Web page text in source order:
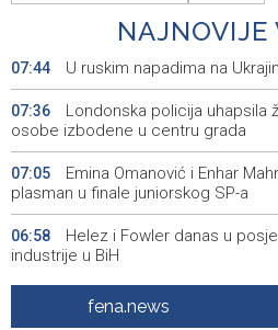
NAJNOVIJE
07:44 U ruskim napadima na
07:36
Londonska policija uhapsila
osobe izbodene u centru grada
07:05
Emina Omanović i Enhar
plasman u finale juniorskog SP-a
06:58
Helez i Fowler danas u
industrije u BiH
Helez i komandant NATO
posjetili Bugojno
fena.news